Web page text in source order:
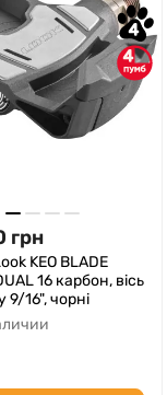
4
4
грн
KEO BLADE
16 карбон, вісь
9/16", чорні